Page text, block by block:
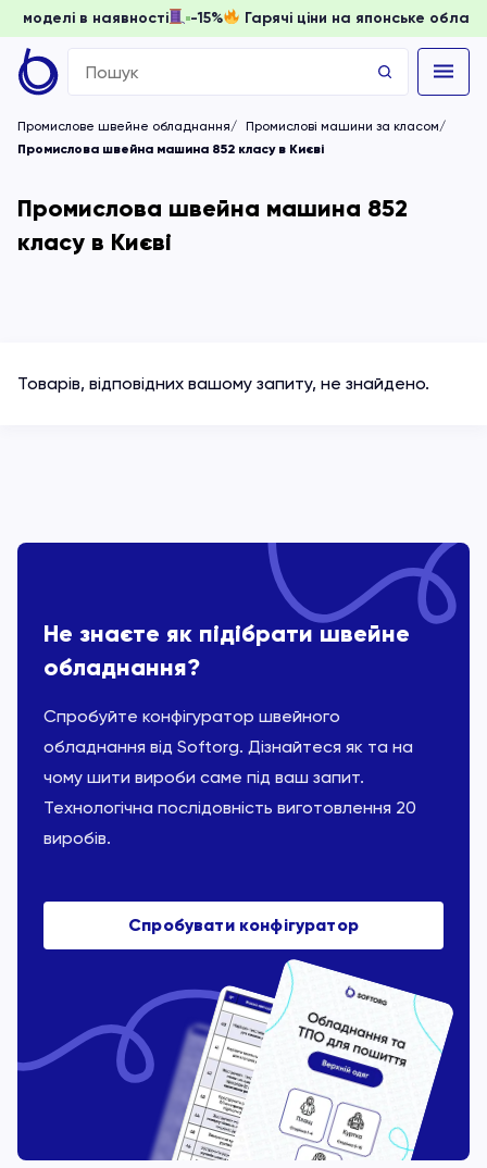
моделі в наявності -15% Гарячі ціни на японське
Search
for:
Промислове швейне обладнання
Промислові машини за класом
Промислова швейна машина 852 класу в Києві
Промислова швейна машина 852
класу в Києві
Товарів, відповідних вашому запиту, не знайдено.
Не знаєте як підібрати швейне
обладнання?
Спробуйте конфігуратор швейного
обладнання від Softorg. Дізнайтеся як та на
чому шити вироби саме під ваш запит.
Технологічна послідовність виготовлення 20
виробів.
Спробувати конфігуратор